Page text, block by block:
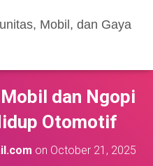
Mobil, dan Gaya
dan Ngopi
Otomotif
on October 21, 2025